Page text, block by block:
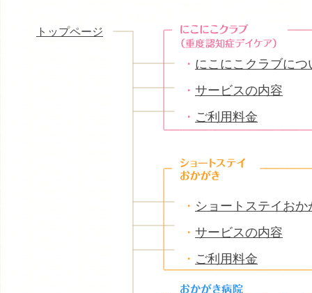
トップページ
・ にこにこクラブにつ
・ サービスの内容
・ ご利用料金
・ ショートステイお
・ サービスの内容
・ ご利用料金